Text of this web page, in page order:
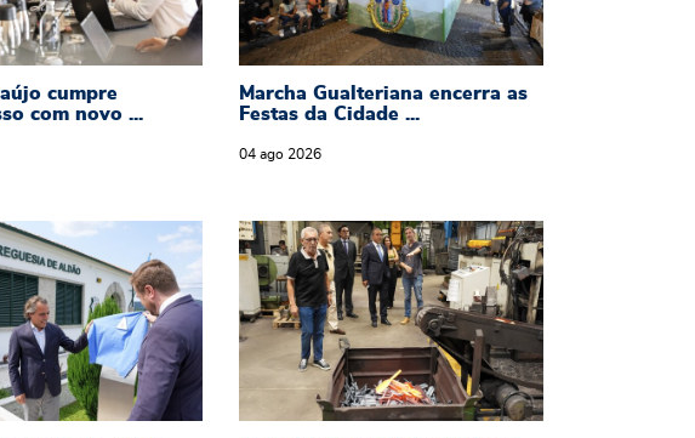
cumpre
com novo ...
Marcha Gualteriana encerra as
Festas da Cidade ...
04 ago 2026
fé, tradição e identidade Vimaranense
Freguesia de Aldão inaugura edifício requalificado ao
Setor da cutelaria impulsiona